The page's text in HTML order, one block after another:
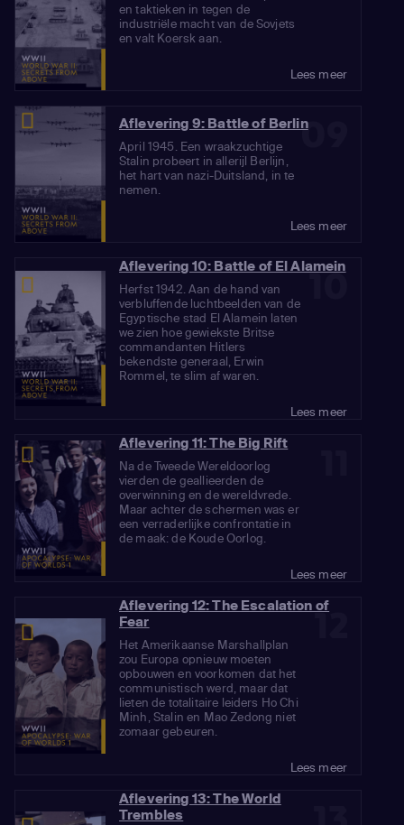
en taktieken in tegen de
industriële macht van de Sovjets
en valt Koersk aan.
Lees meer
09
Aflevering 9: Battle of Berlin
April 1945. Een wraakzuchtige
Stalin probeert in allerijl Berlijn,
het hart van nazi-Duitsland, in te
nemen.
Lees meer
10
Aflevering 10: Battle of El Alamein
Herfst 1942. Aan de hand van
verbluffende luchtbeelden van de
Egyptische stad El Alamein laten
we zien hoe gewiekste Britse
commandanten Hitlers
bekendste generaal, Erwin
Rommel, te slim af waren.
Lees meer
Aflevering 11: The Big Rift
Na de Tweede Wereldoorlog
vierden de geallieerden de
overwinning en de wereldvrede.
Maar achter de schermen was er
een verraderlijke confrontatie in
de maak: de Koude Oorlog.
Lees meer
12
Aflevering 12: The Escalation of
Fear
Het Amerikaanse Marshallplan
zou Europa opnieuw moeten
opbouwen en voorkomen dat het
communistisch werd, maar dat
lieten de totalitaire leiders Ho Chi
Minh, Stalin en Mao Zedong niet
zomaar gebeuren.
Lees meer
Aflevering 13: The World
Trembles